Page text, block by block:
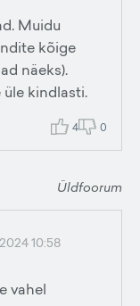
Muidu
kõige
näeks).
üle kindlasti.
4 0
Üldfoorum
10:58
vahel